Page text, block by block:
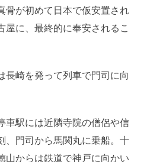
骨が初めて日本で仮安置され
屋に、最終的に奉安されるこ
長崎を発って列車で門司に向
車駅には近隣寺院の僧侶や信
、門司から馬関丸に乗船。十
山からは鉄道で神戸に向かい